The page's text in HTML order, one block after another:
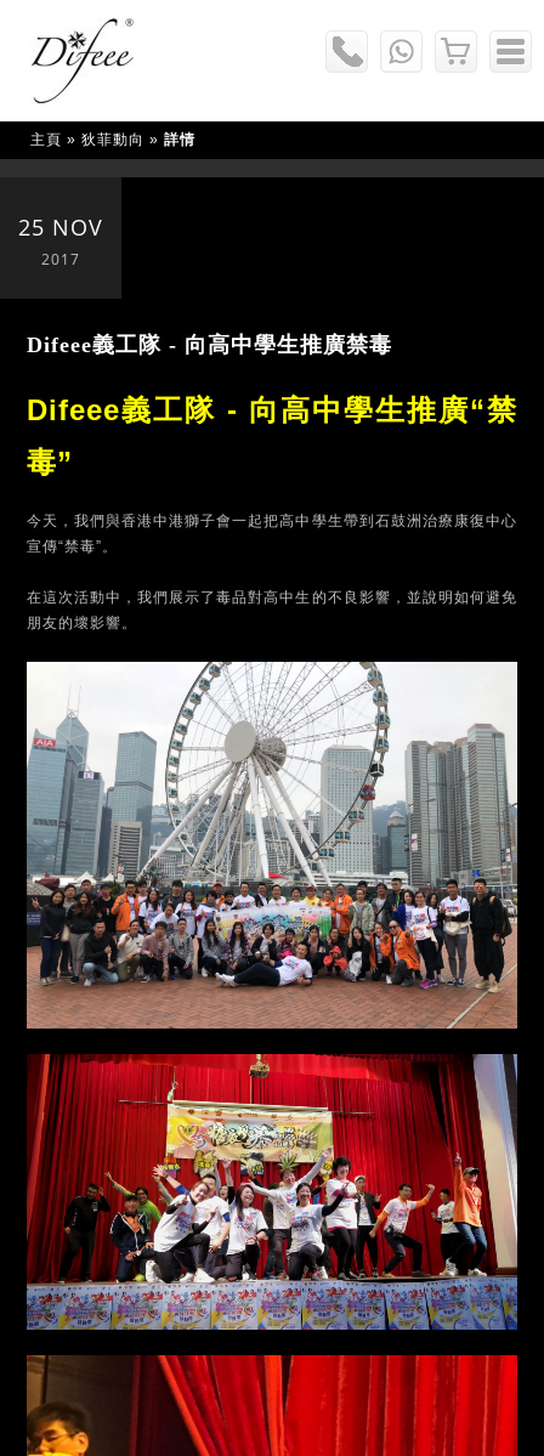
主頁 » 狄菲動向 » 詳情
25 NOV
2017
Difeee義工隊 - 向高中學生推廣禁毒
Difeee義工隊 - 向高中學生推廣“禁
毒”
今天，我們與香港中港獅子會一起把高中學生帶到石鼓洲治療康復中心
宣傳“禁毒”。
在這次活動中，我們展示了毒品對高中生的不良影響，並說明如何避免
朋友的壞影響。